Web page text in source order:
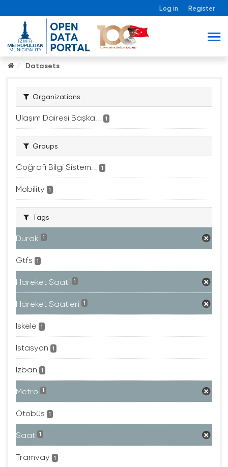
Log in Register
Datasets
Organizations
Ulaşım Dairesi Başka... 1
Groups
Coğrafi Bilgi Sistem... 1
Mobility 1
Tags
Durak 1
Gtfs 1
Hareket Saati 1
Hareket Saatleri 1
Iskele 1
Istasyon 1
Izban 1
Metro 1
Otobüs 1
Saat 1
Tramvay 1